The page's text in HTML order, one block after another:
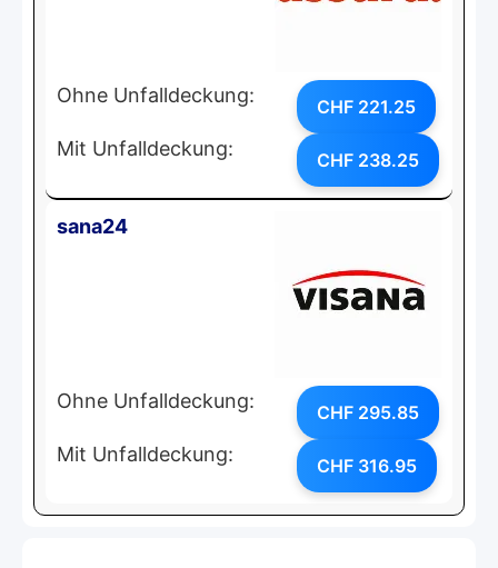
Ohne Unfalldeckung: CHF 221.25
Mit Unfalldeckung: CHF 238.25
sana24
Ohne Unfalldeckung: CHF 295.85
Mit Unfalldeckung: CHF 316.95